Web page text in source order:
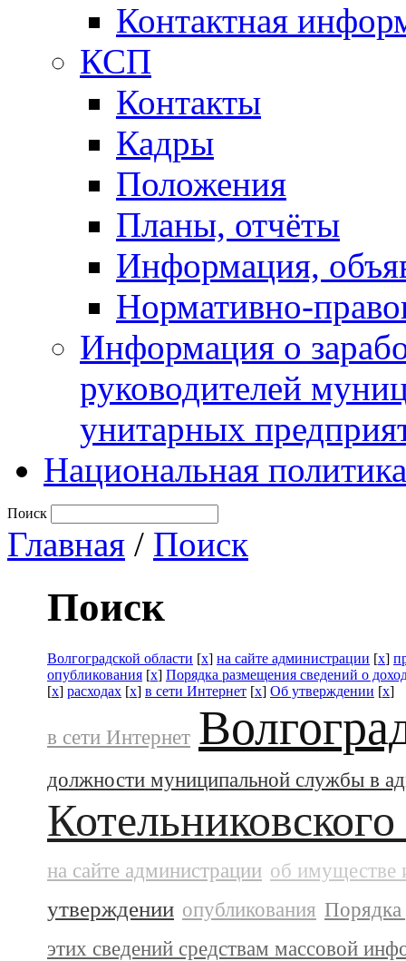
Контактная
КСП
Контакты
Кадры
Положения
Планы, отчёты
Информация,
Нормативно-
Информация о
руководителей
унитарных
Национальная политика
Поиск
Главная / Поиск
Поиск
Волгоградской области [x] на сайте администрации [x]
опубликования [x] Порядка размещения сведений о
[x] расходах [x] в сети Интернет [x] Об утверждении [x]
в сети Интернет
должности муниципальной службы в
на сайте администрации об имуществе
утверждении опубликования Порядка
этих сведений средствам массовой